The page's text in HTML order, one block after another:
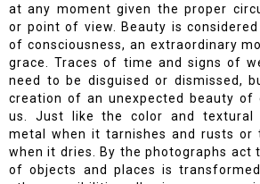
at any moment given the proper
or point of view. Beauty is
of consciousness, an extraordinary
grace. Traces of time and signs of
need to be disguised or dismissed,
creation of an unexpected beauty of
us. Just like the color and textural
metal when it tarnishes and rusts or
when it dries. By the photographs act
of objects and places is